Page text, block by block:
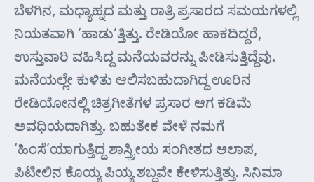
ಬೆಳಗಿನ, ಮಧ್ಯಾಹ್ನದ ಮತ್ತು ರಾತ್ರಿ ಪ್ರಸಾರದ ಸಮಯಗಳಲ್ಲಿ
ನಿಯತವಾಗಿ ‘ಹಾಡು’ತ್ತಿತ್ತು. ರೇಡಿಯೋ ಹಾಕದಿದ್ದರೆ,
ಉಸ್ತುವಾರಿ ವಹಿಸಿದ್ದ ಮನೆಯವರನ್ನು ಪೀಡಿಸುತ್ತಿದ್ದೆವು.
ಮನೆಯಲ್ಲೇ ಕುಳಿತು ಆಲಿಸಬಹುದಾಗಿದ್ದ ಊರಿನ
ರೇಡಿಯೋನಲ್ಲಿ ಚಿತ್ರಗೀತೆಗಳ ಪ್ರಸಾರ ಆಗ ಕಡಿಮೆ
ಅವಧಿಯದಾಗಿತ್ತು. ಬಹುತೇಕ ವೇಳೆ ನಮಗೆ
‘ಹಿಂಸೆ’ಯಾಗುತ್ತಿದ್ದ ಶಾಸ್ತ್ರೀಯ ಸಂಗೀತದ ಆಲಾಪ,
ಪಿಟೀಲಿನ ಕೊಯ್ಯ ಪಿಯ್ಯ ಶಬ್ದವೇ ಕೇಳಿಸುತ್ತಿತ್ತು. ಸಿನಿಮಾ